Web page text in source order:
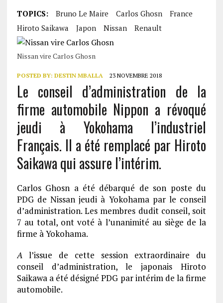
TOPICS: Bruno Le Maire Carlos Ghosn
France
Hiroto Saikawa
Japon Nissan Renault
Nissan vire Carlos Ghosn
POSTED BY: DESTIN MBALLA 23 NOVEMBRE 2018
Le conseil d’administration de la
firme automobile Nippon a révoqué
jeudi à Yokohama l’industriel
Français. Il a été remplacé par Hiroto
Saikawa qui assure l’intérim.
Carlos Ghosn a été débarqué de son poste du
PDG de Nissan jeudi à Yokohama par le conseil
d’administration. Les membres dudit conseil, soit
7 au total, ont voté à l’unanimité au siège de la
firme à Yokohama.
A l’issue de cette session extraordinaire du
conseil d’administration, le japonais Hiroto
Saikawa a été désigné PDG par intérim de la firme
automobile.